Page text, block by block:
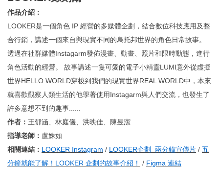
作品介紹：
LOOKER是一個角色 IP 經營的多媒體企劃，結合數位科技應用及整
合行銷，講述一個來自與現實不同的烏托邦世界的角色日常故事。
透過在社群媒體Instagarm發佈漫畫、動畫、照片和限時動態，進行
角色活動的經營。 故事講述一隻可愛的電子小精靈LUMI意外從虛擬
世界HELLO WORLD穿梭到我們的現實世界REAL WORLD中，本來
就喜歡觀察人類生活的他學著使用Instagarm與人們交流，也發生了
許多意想不到的趣事......
作者： 王郁涵、林庭儀、洪映佳、陳昱潔
指導老師： 盧姝如
相關連結： LOOKER Instagram / LOOKER企劃_兩分鐘宣傳片 / 五
分鐘就能了解！LOOKER 企劃的故事介紹！
/ Figma 連結